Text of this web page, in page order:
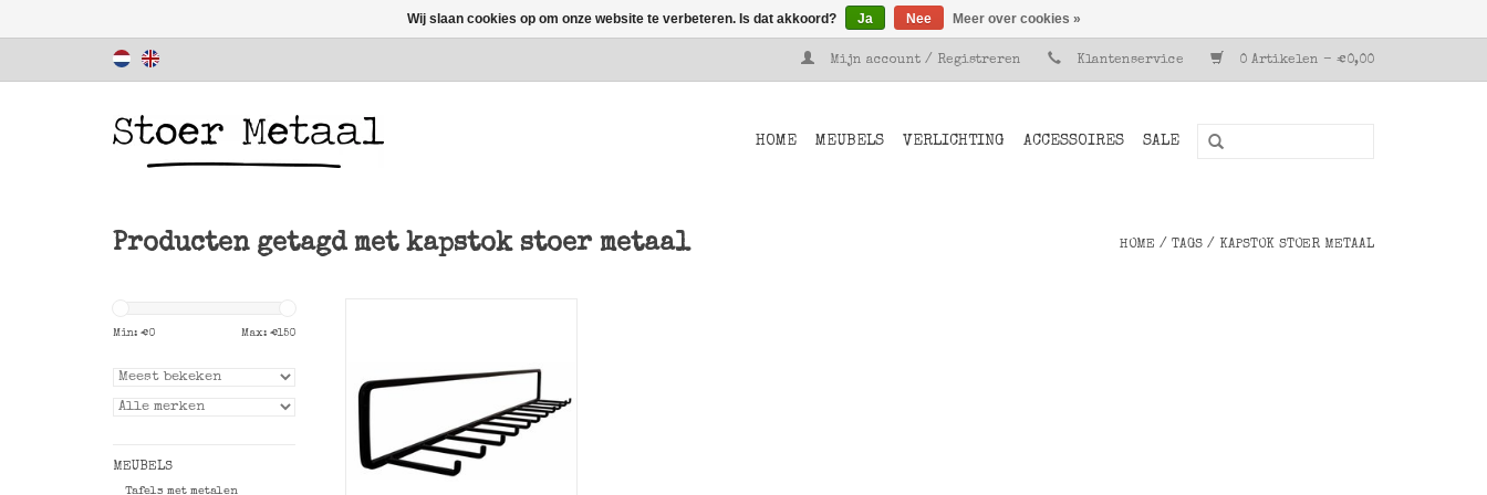
Mijn account / Registreren Klantenservice 0 Artikelen - €0,00
HOME MEUBELS VERLICHTING ACCESSOIRES SALE
Producten getagd met kapstok stoer metaal HOME / TAGS / KAPSTOK STOER METAAL
Min: €0 Max: €150
MEUBELS
Tafels met metalen
Metaal.
TOEVOEGEN AAN WINKELWAGEN
Wij slaan cookies op om onze website te verbeteren. Is dat akkoord? Ja Nee Meer over cookies »